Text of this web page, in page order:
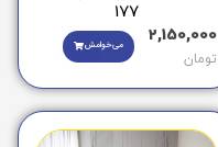
177
2,150,000
تومان
می‌خوامش